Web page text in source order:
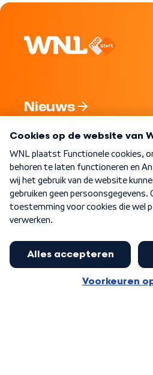
Nieuws
Nieuwsbrief
Word Lid